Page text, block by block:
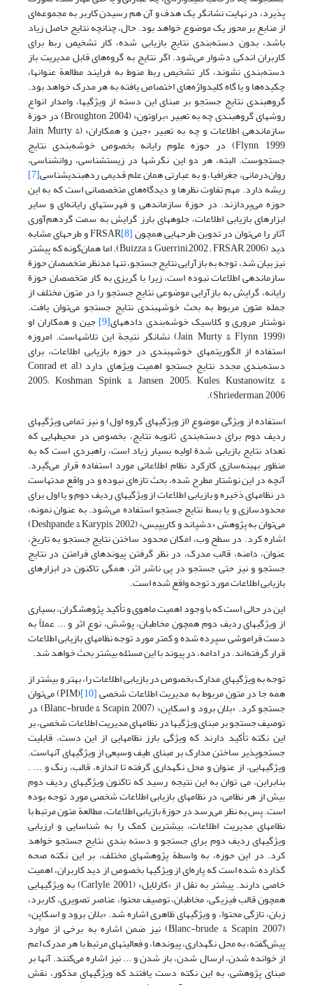
پذیرد، در نهایت نشانگر یک هدف و آن هم رسیدن کاربر به مجموعه‌ای
از منابع بر محور یک موضوع خواهد بود. حال، چنانچه نتایج حاصل زیاد
باشد، بدون دسته‌بندی نتایج بازیابی شده، کار تشخیص ربط برای
کاربران اندکی دشوار می‌شود. اگر نتایج به گروه‌های قابل مدیریت باز
دسته‌بندی نشوند، کار تشخیص ربط منوط به فرایند مطالعة عنوانها،
چکیده‌ها و یا گاه کلیدواژه‌های اختصاص یافته به هر مدرک خواهد بود.
گروه‏بندی نتایج جستجو بر مبنای این دسته از ویژگیها، وامدار انواع
روشهای گروه‏بندی چه به تعبیر «براوتون» (Broughton, 2004) در حوزة
سازماندهی اطلاعات و چه به تعبیر «جین و همکاران» (Jain, Murty &
Flynn, 1999) در حوزه علوم رایانه بخصوص خوشه‌بندی نتایج
جستجوست. البته، هر دو این نگرشها در زیست‏شناسی، روانشناسی،
روان‌درمانی، جغرافیا، و به عبارتی همان علم قدیمی رده‏بندی‏شناسی[7]
ریشه دارد. مهم تفاوت نظرها و دیدگاه‌های متخصصانی است که به این
حوزه می‌پردازند. در حوزة سازماندهی و فهرستهای رایانه‌ای و سایر
ابزارهای بازیابی اطلاعات، جلوه‏های بارز گرایش به سمت گردهم‌آوری
آثار را می‌توان در تدوین طرحهایی همچون FRSAR[8] و طرحهای مشابه
دید (Buizza & Guerrini,2002 ; FRSAR, 2006). اما همان‌گونه که پیشتر
نیز بیان شد، توجه به بازآرایی نتایج جستجو، تنها مدنظر متخصصان حوزة
سازماندهی اطلاعات نبوده است، زیرا با گریزی به کار متخصصان حوزة
رایانه، گرایش به بازآرایی موضوعی نتایج جستجو را در متون مختلف از
جمله متون مربوط به بحث خوشه‏بندی نتایج جستجو می‌توان یافت.
نوشتار مروری و کلاسیک خوشه‌بندی داده‏های[9] جین و همکاران او
(Jain, Murty & Flynn, 1999) نشانگر نتیجة این تلاشهاست. امروزه
استفاده از الگوریتمهای خوشه‏بندی در حوزه بازیابی اطلاعات، برای
دسته‌بندی مجدد نتایج جستجو اهمیت ویژه‏ای دارد (Conrad et al,
2005; Koshman, Spink & Jansen, 2005; Kules, Kustanowitz &
Shriederman, 2006).
استفاده از ویژگی موضوع (از ویژگیهای گروه اول) و نیز تمامی ویژگیهای
ردیف دوم برای دسته‌بندی ثانویه نتایج، بخصوص در محیطهایی که
تعداد نتایج بازیابی شدة اولیه بسیار زیاد است، راهبردی است که به
منظور بهینه‌سازی کارکرد نظام اطلاعاتی مورد استفاده قرار می‌گیرد.
آنچه در این نوشتار مطرح شده، بحث تازه‌ای نبوده و در واقع مدتهاست
در نظامهای ذخیره و بازیابی اطلاعات از ویژگیهای ردیف دوم و یا اول برای
محدودسازی و یا بسط نتایج جستجو استفاده می‌شود. به عنوان نمونه،
می‌توان به پژوهش «دشپاند و کاری‏پیس» (Deshpande & Karypis, 2002)
اشاره کرد. در سطح وب، امکان محدود ساختن نتایج جستجو به تاریخ،
عنوان، دامنه، قالب مدرک، در نظر گرفتن پیوندهای فرامتن در نتایج
جستجو و نیز حتی جستجو در پی ناشر اثر، همگی تاکنون در ابزارهای
بازیابی اطلاعات مورد توجه واقع شده است.
این در حالی است که با وجود اهمیت ماهوی و تأکید پژوهشگران، بسیاری
از ویژگیهای ردیف دوم همچون مخاطبان، پوشش، نوع اثر و ... عملاً به
دست فراموشی سپرده شده و کمتر مورد توجه نظامهای بازیابی اطلاعات
قرار گرفته‌اند. در ادامه، در پیوند با این مسئله بیشتر بحث خواهد شد.
توجه به ویژگیهای مدارک بخصوص در بازیابی اطلاعات را، بهتر و بیشتر از
همه جا در متون مربوط به مدیریت اطلاعات شخصی[10] (PIM) می‌توان
جستجو کرد. «بلان برود و اسکاپن» (Blanc-brude & Scapin, 2007) در
توصیف جستجو بر مبنای ویژگیها در نظامهای مدیریت اطلاعات شخصی، بر
این نکته تأکید دارند که ویژگی بارز نظامهایی از این دست، قابلیت
جستجوپذیر ساختن مدارک بر مبنای طیف وسیعی از ویژگیهای آنهاست.
ویژگیهایی، از عنوان و محل نگهداری گرفته تا اندازه، قالب، رنگ و ... .
بنابراین، می توان به این نتیجه رسید که تاکنون ویژگیهای ردیف دوم
بیش از هر نظامی، در نظامهای بازیابی اطلاعات شخصی مورد توجه بوده
است. پس به نظر می‌رسد در حوزة بازیابی اطلاعات، مطالعة متون مرتبط با
نظامهای مدیریت اطلاعات، بیشترین کمک را به شناسایی و ارزیابی
ویژگیهای ردیف دوم برای جستجو و دسته بندی نتایج جستجو خواهد
کرد. در این حوزه، به واسطة پژوهشهای مختلف، بر این نکته صحه
گذارده شده است که پاره‌ای از ویژگیها بخصوص از دید کاربران، اهمیت
خاصی دارند. پیشتر به نقل از «کارلایل» (Carlyle, 2001) به ویژگیهایی
همچون قالب فیزیکی، مخاطبان، توصیف محتوا، عناصر تصویری، کاربرد،
زبان، تازگی محتوا، و ویژگیهای ظاهری اشاره شد. «بلان برود و اسکاپن»
(Blanc-brude & Scapin, 2007) نیز ضمن اشاره به برخی از موارد
پیش‌گفته، به محل نگهداری، پیوندها، و فعالیتهای مرتبط با هر مدرک اعم
از خوانده شدن، ارسال شدن، باز شدن و ... نیز اشاره می‌کنند. آنها بر
مبنای پژوهشی، به این نکته دست یافتند که ویژگیهای مذکور، نقش